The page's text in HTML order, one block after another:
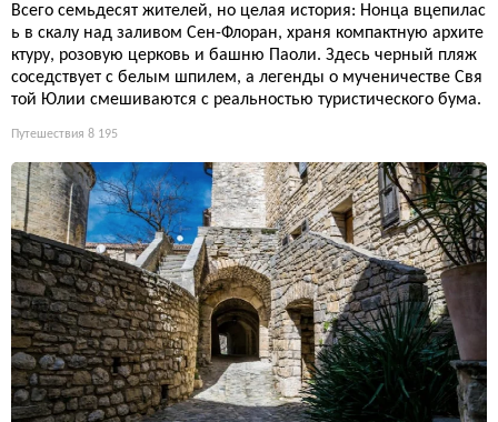
Всего семьдесят жителей, но целая история: Нонца вцепилас
ь в скалу над заливом Сен-Флоран, храня компактную архите
ктуру, розовую церковь и башню Паоли. Здесь черный пляж
соседствует с белым шпилем, а легенды о мученичестве Свя
той Юлии смешиваются с реальностью туристического бума.
Путешествия 8 195